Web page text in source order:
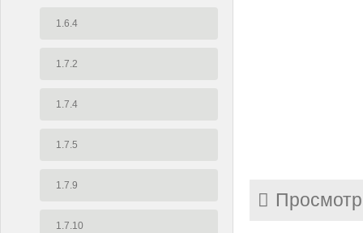
1.6.4
1.7.2
1.7.4
1.7.5
1.7.9
1.7.10